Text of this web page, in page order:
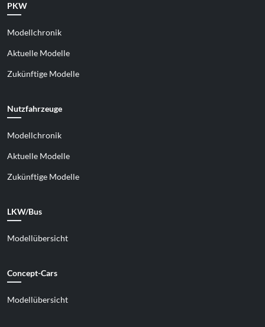
PKW
Modellchronik
Aktuelle Modelle
Zukünftige Modelle
Nutzfahrzeuge
Modellchronik
Aktuelle Modelle
Zukünftige Modelle
LKW/Bus
Modellübersicht
Concept-Cars
Modellübersicht